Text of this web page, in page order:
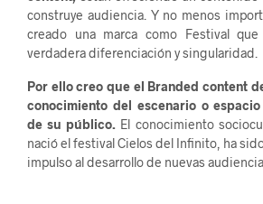
construye audiencia. Y no menos
creado una marca como Festival
verdadera diferenciación y singularidad.
Por ello creo que el Branded content
conocimiento del escenario o
de su público. El conocimiento
nació el festival Cielos del Infinito, ha
impulso al desarrollo de nuevas